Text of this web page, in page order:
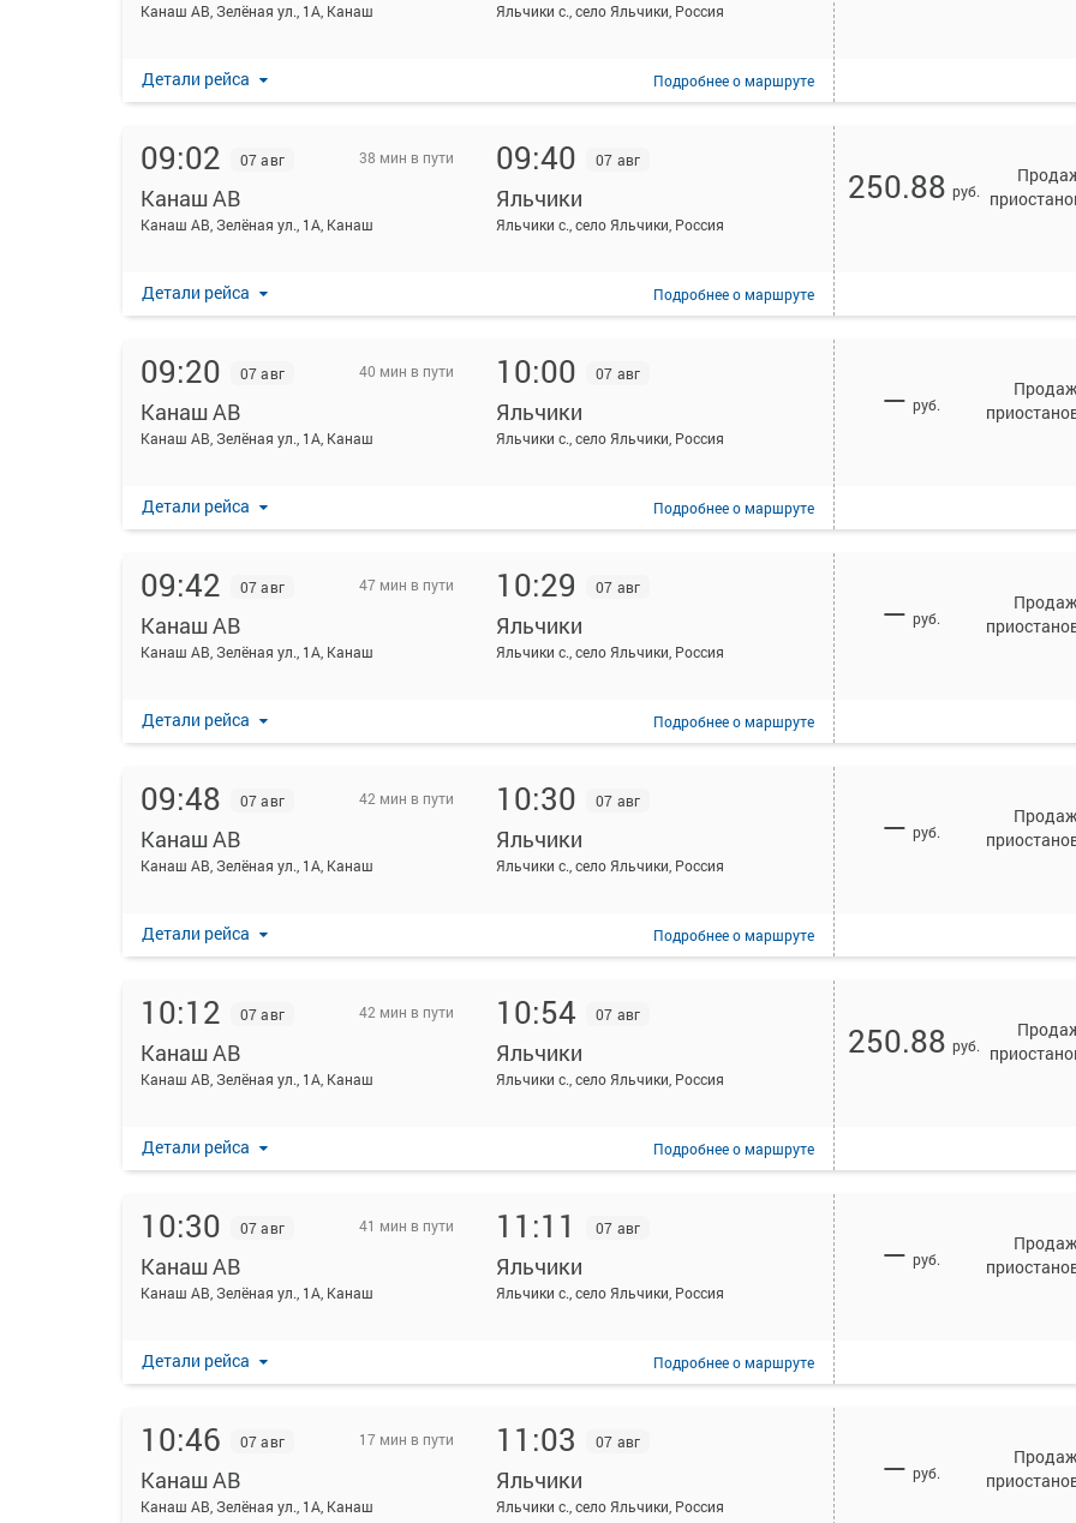
Канаш АВ, Зелёная ул., 1А, Канаш Яльчики с., село Яльчики, Россия
Детали рейса Подробнеео маршруте
09:02 07 авг 38 мин в пути
Канаш АВ
Канаш АВ, Зелёная ул., 1А, Канаш
09:40 07 авг
Яльчики
Яльчики с., село Яльчики, Россия
Детали рейса Подробнеео маршруте
250.88 руб.
09:20 07 авг 40 мин в пути
Канаш АВ
Канаш АВ, Зелёная ул., 1А, Канаш
10:00 07 авг
Яльчики
Яльчики с., село Яльчики, Россия
Детали рейса Подробнеео маршруте
— руб.
09:42 07 авг 47 мин в пути
Канаш АВ
Канаш АВ, Зелёная ул., 1А, Канаш
10:29 07 авг
Яльчики
Яльчики с., село Яльчики, Россия
Детали рейса Подробнеео маршруте
— руб.
09:48 07 авг 42 мин в пути
Канаш АВ
Канаш АВ, Зелёная ул., 1А, Канаш
10:30 07 авг
Яльчики
Яльчики с., село Яльчики, Россия
Детали рейса Подробнеео маршруте
— руб.
10:12 07 авг 42 мин в пути
Канаш АВ
Канаш АВ, Зелёная ул., 1А, Канаш
10:54 07 авг
Яльчики
Яльчики с., село Яльчики, Россия
Детали рейса Подробнеео маршруте
250.88 руб.
10:30 07 авг 41 мин в пути
Канаш АВ
Канаш АВ, Зелёная ул., 1А, Канаш
11:11 07 авг
Яльчики
Яльчики с., село Яльчики, Россия
Детали рейса Подробнеео маршруте
— руб.
10:46 07 авг 17 мин в пути
Канаш АВ
Канаш АВ, Зелёная ул., 1А, Канаш
11:03 07 авг
Яльчики
Яльчики с., село Яльчики, Россия
— руб.